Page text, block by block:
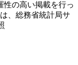
性の高い掲載を行っ
、総務省統計局サ